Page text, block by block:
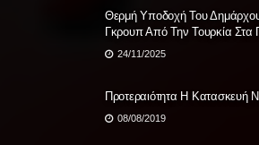
Θερμή Υποδοχή Του Δημάρχου
Γκρουπ Από Την Τουρκία Στα
24/11/2025
Προτεραιότητα Η Κατασκευή
08/08/2019